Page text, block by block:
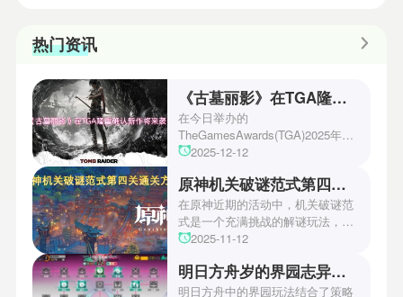
热门资讯
《古墓丽影》在TGA隆重确认新作将来袭！
在今日举办的
TheGamesAwards(TGA)2025年度
游戏颁奖典礼中，古墓丽影系列公
场资讯让众多玩家们都非常期待！
本次官方也宣布游戏将于2027年登
陆PS5、Xbox以及PC平台！有兴
趣的玩家们可以继续留守鲶鱼网！
2025-12-12
原神机关破谜范式第四关通关方法
在原神近期的活动中，机关破谜范
式是一个充满挑战的解谜玩法，其
中第四关是许多玩家遇到困难的地
机关破谜范式第四关通关方法，助
玩家们能够顺利通关！有兴趣的玩
2025-11-12
明日方舟岁的界园志异攻略
明日方舟中的界园玩法结合了策略